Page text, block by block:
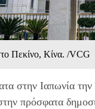
Πεκίνο, Κίνα. /VCG
στην Ιαπωνία
πρόσφατα